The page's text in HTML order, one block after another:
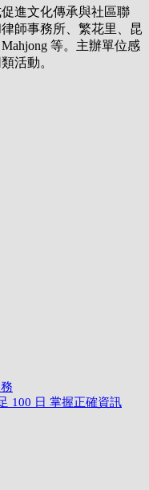
進文化傳承與社區聯
師事務所、繁花里、昆
等。主辦單位感
活動。
100 日 掌握正確資訊